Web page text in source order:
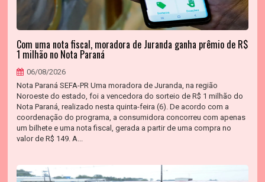
Com uma nota fiscal, moradora de Juranda ganha prêmio de R$
1 milhão no Nota Paraná
06/08/2026
Nota Paraná SEFA-PR Uma moradora de Juranda, na região
Noroeste do estado, foi a vencedora do sorteio de R$ 1 milhão do
Nota Paraná, realizado nesta quinta-feira (6). De acordo com a
coordenação do programa, a consumidora concorreu com apenas
um bilhete e uma nota fiscal, gerada a partir de uma compra no
valor de R$ 149. A...